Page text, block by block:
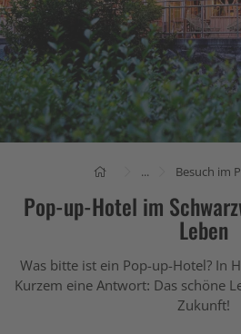
... Besuch im
Pop-up-Hotel im
Leben
Was bitte ist ein Pop-up-Hotel? In
Kurzem eine Antwort: Das schöne
Zukunft!